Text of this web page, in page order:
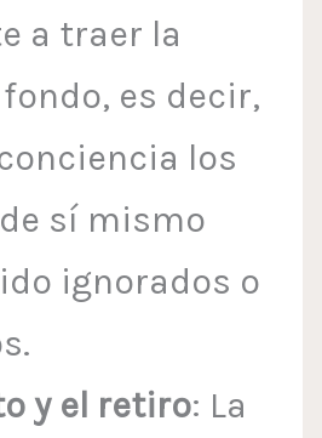
a traer la
es decir,
los
sí mismo
ignorados o
y el retiro: La